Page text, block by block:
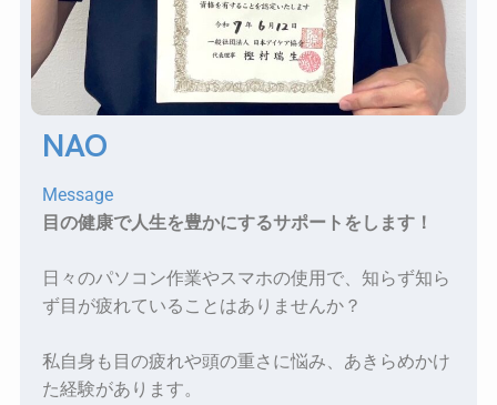
NAO
Message
目の健康で人生を豊かにするサポートをします！
日々のパソコン作業やスマホの使用で、知らず知ら
ず目が疲れていることはありませんか？
私自身も目の疲れや頭の重さに悩み、あきらめかけ
た経験があります。